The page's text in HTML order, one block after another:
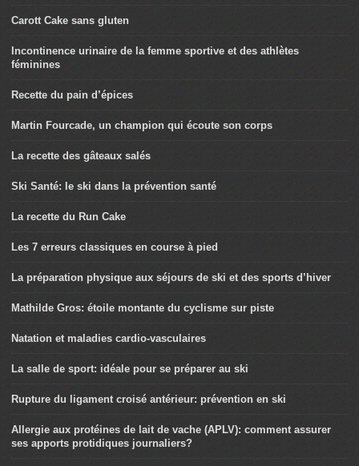
Carott Cake sans gluten
Incontinence urinaire de la femme sportive et des athlètes
féminines
Recette du pain d’épices
Martin Fourcade, un champion qui écoute son corps
La recette des gâteaux salés
Ski Santé: le ski dans la prévention santé
La recette du Run Cake
Les 7 erreurs classiques en course à pied
La préparation physique aux séjours de ski et des sports d’hiver
Mathilde Gros: étoile montante du cyclisme sur piste
Natation et maladies cardio-vasculaires
La salle de sport: idéale pour se préparer au ski
Rupture du ligament croisé antérieur: prévention en ski
Allergie aux protéines de lait de vache (APLV): comment assurer
ses apports protidiques journaliers?